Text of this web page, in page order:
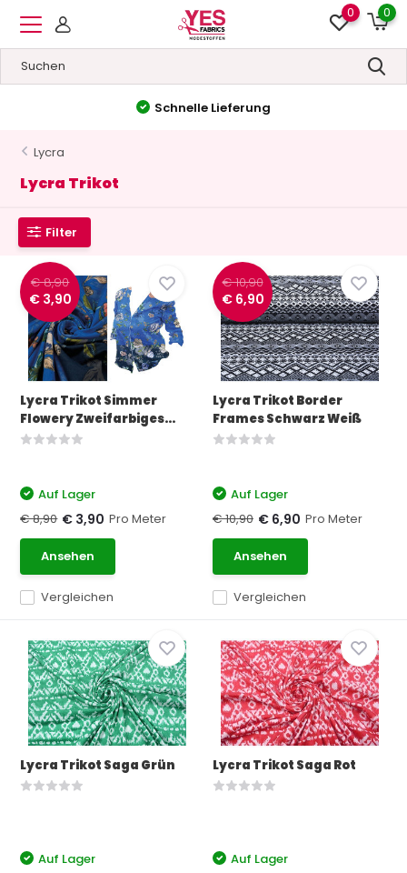
0 0
Hohe Qualität&Niedrige Preise
Lycra
Lycra Trikot
Filter
€ 8,90
€ 3,90
Lycra Trikot Simmer
Flowery Zweifarbiges...
Vergleichen
Auf Lager
€ 8,90 € 3,90 Pro Meter
Ansehen
€ 10,90
€ 6,90
Lycra Trikot Border
Frames Schwarz Weiß
Vergleichen
Auf Lager
€ 10,90 € 6,90 Pro Meter
Ansehen
Lycra Trikot Saga Grün
Auf Lager
Lycra Trikot Saga Rot
Auf Lager